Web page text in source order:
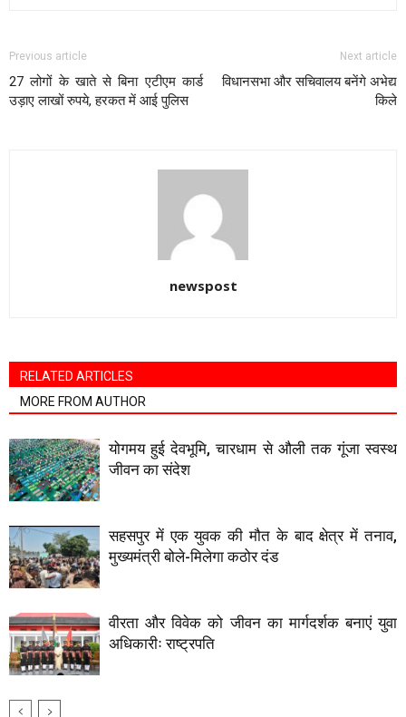
Previous article
27 लोगों के खाते से ब‌िना एटीएम कार्ड
उड़ाए लाखों रुपये, हरकत में आई पुल‌िस
Next article
विधानसभा और सचिवालय बनेंगे अभेद्य
किले
newspost
RELATED ARTICLES
MORE FROM AUTHOR
योगमय हुई देवभूमि, चारधाम से औली तक गूंजा स्वस्थ
जीवन का संदेश
सहसपुर में एक युवक की मौत के बाद क्षेत्र में तनाव,
मुख्यमंत्री बोले-मिलेगा कठोर दंड
वीरता और विवेक को जीवन का मार्गदर्शक बनाएं युवा
अधिकारीः राष्ट्रपति